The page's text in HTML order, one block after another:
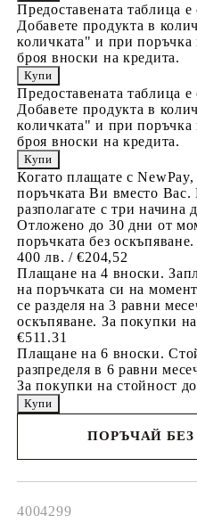
Предоставената таблица
Добавете продукта в
количката" и при поръчка
броя вноски на кредита.
Предоставената таблица
Добавете продукта в
количката" и при поръчка
броя вноски на кредита.
Когато плащате с
поръчката Ви вместо Вас.
разполагате с три начина
Отложено до 30 дни от
поръчката без
400 лв. / €204,52
Плащане на 4 вноски.
на поръчката си на
се разделя на 3 равни
оскъпяване. За покупки
€511.31
Плащане на 6 вноски.
разпределя в 6 равни
За покупки на стойност
ПОРЪЧАЙ
4004299